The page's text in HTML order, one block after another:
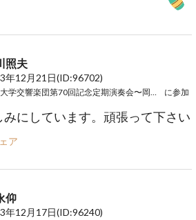
照夫
年12月21日(ID:96702)
に参加
みにしています。頑張って下さい
ア
仰
年12月17日(ID:96240)